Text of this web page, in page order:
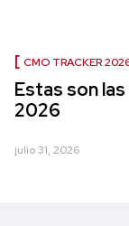
CMO TRACKER
Estas son
2026
julio 31, 2026